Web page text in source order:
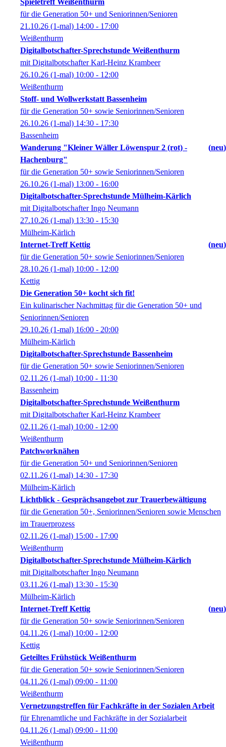
Spieletreff Weißenthurm
für die Generation 50+ und Seniorinnen/Senioren
21.10.26 (1-mal) 14:00 - 17:00
Weißenthurm
Digitalbotschafter-Sprechstunde Weißenthurm
mit Digitalbotschafter Karl-Heinz Krambeer
26.10.26 (1-mal) 10:00 - 12:00
Weißenthurm
Stoff- und Wollwerkstatt Bassenheim
für die Generation 50+ sowie Seniorinnen/Senioren
26.10.26 (1-mal) 14:30 - 17:30
Bassenheim
Wanderung "Kleiner Wäller Löwenspur 2 (rot) -
Hachenburg"
neu
für die Generation 50+ sowie Seniorinnen/Senioren
26.10.26 (1-mal) 13:00 - 16:00
Digitalbotschafter-Sprechstunde Mülheim-Kärlich
mit Digitalbotschafter Ingo Neumann
27.10.26 (1-mal) 13:30 - 15:30
Mülheim-Kärlich
Internet-Treff Kettig
neu
für die Generation 50+ sowie Seniorinnen/Senioren
28.10.26 (1-mal) 10:00 - 12:00
Kettig
Die Generation 50+ kocht sich fit!
Ein kulinarischer Nachmittag für die Generation 50+ und
Seniorinnen/Senioren
29.10.26 (1-mal) 16:00 - 20:00
Mülheim-Kärlich
Digitalbotschafter-Sprechstunde Bassenheim
für die Generation 50+ sowie Seniorinnen/Senioren
02.11.26 (1-mal) 10:00 - 11:30
Bassenheim
Digitalbotschafter-Sprechstunde Weißenthurm
mit Digitalbotschafter Karl-Heinz Krambeer
02.11.26 (1-mal) 10:00 - 12:00
Weißenthurm
Patchworknähen
für die Generation 50+ und Seniorinnen/Senioren
02.11.26 (1-mal) 14:30 - 17:30
Mülheim-Kärlich
Lichtblick - Gesprächsangebot zur Trauerbewältigung
für die Generation 50+, Seniorinnen/Senioren sowie Menschen
im Trauerprozess
02.11.26 (1-mal) 15:00 - 17:00
Weißenthurm
Digitalbotschafter-Sprechstunde Mülheim-Kärlich
mit Digitalbotschafter Ingo Neumann
03.11.26 (1-mal) 13:30 - 15:30
Mülheim-Kärlich
Internet-Treff Kettig
neu
für die Generation 50+ sowie Seniorinnen/Senioren
04.11.26 (1-mal) 10:00 - 12:00
Kettig
Geteiltes Frühstück Weißenthurm
für die Generation 50+ sowie Seniorinnen/Senioren
04.11.26 (1-mal) 09:00 - 11:00
Weißenthurm
Vernetzungstreffen für Fachkräfte in der Sozialen Arbeit
für Ehrenamtliche und Fachkräfte in der Sozialarbeit
04.11.26 (1-mal) 09:00 - 11:00
Weißenthurm